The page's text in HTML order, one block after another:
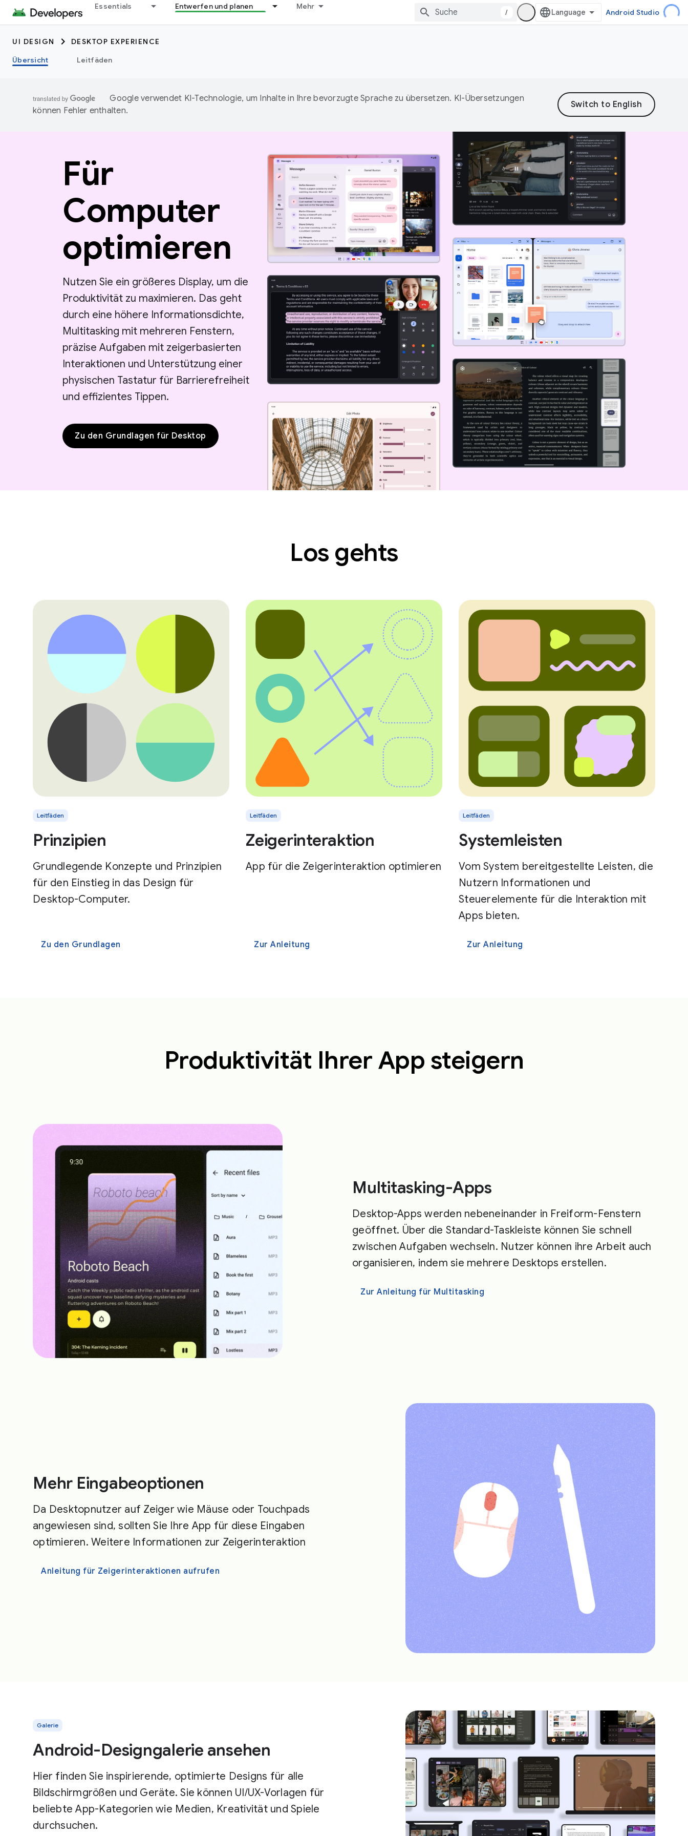
Essentials Entwerfen und planen Mehr
/ Android Studio
UI DESIGN
DESKTOP EXPERIENCE
Übersicht
Leitfäden
Google verwendet KI-Technologie, um Inhalte in Ihre bevorzugte Sprache zu übersetzen. KI-Übersetzungen
können Fehler enthalten.
Für
Computer
optimieren
Nutzen Sie ein größeres Display, um die
Produktivität zu maximieren. Das geht
durch eine höhere Informationsdichte,
Multitasking mit mehreren Fenstern,
präzise Aufgaben mit zeigerbasierten
Interaktionen und Unterstützung einer
physischen Tastatur für Barrierefreiheit
und effizientes Tippen.
Zu den Grundlagen für Desktop
Los gehts
Leitfäden
Prinzipien
Grundlegende Konzepte und Prinzipien
für den Einstieg in das Design für
Desktop-Computer.
Zu den Grundlagen
Leitfäden
Zeigerinteraktion
App für die Zeigerinteraktion optimieren
Zur Anleitung
Leitfäden
Systemleisten
Vom System bereitgestellte Leisten, die
Nutzern Informationen und
Steuerelemente für die Interaktion mit
Apps bieten.
Zur Anleitung
Produktivität Ihrer App steigern
Multitasking-Apps
Desktop-Apps werden nebeneinander in Freiform-Fenstern
geöffnet. Über die Standard-Taskleiste können Sie schnell
zwischen Aufgaben wechseln. Nutzer können ihre Arbeit auch
organisieren, indem sie mehrere Desktops erstellen.
Zur Anleitung für Multitasking
Mehr Eingabeoptionen
Da Desktopnutzer auf Zeiger wie Mäuse oder Touchpads
angewiesen sind, sollten Sie Ihre App für diese Eingaben
optimieren. Weitere Informationen zur Zeigerinteraktion
Anleitung für Zeigerinteraktionen aufrufen
Galerie
Android-Designgalerie ansehen
Hier finden Sie inspirierende, optimierte Designs für alle
Bildschirmgrößen und Geräte. Sie können UI/UX-Vorlagen für
beliebte App-Kategorien wie Medien, Kreativität und Spiele
durchsuchen.